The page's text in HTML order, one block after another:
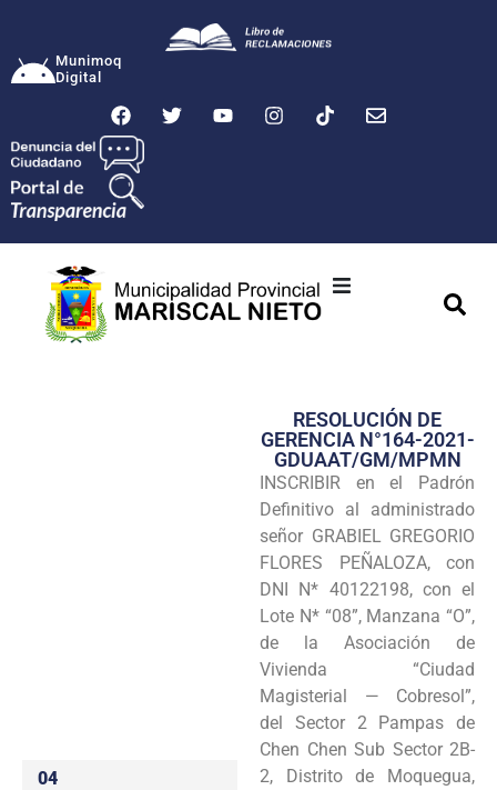
Munimoq
Digital
Transparencia
Seguridad
Programas
Intranet
04
RESOLUCIÓN DE
GERENCIA N°164-2021-
GDUAAT/GM/MPMN
INSCRIBIR en el Padrón
Definitivo al administrado
señor GRABIEL GREGORIO
FLORES PEÑALOZA, con
DNI N* 40122198, con el
Lote N* “08”, Manzana “O”,
de la Asociación de
Vivienda “Ciudad
Magisterial — Cobresol”,
del Sector 2 Pampas de
Chen Chen Sub Sector 2B-
2, Distrito de Moquegua,